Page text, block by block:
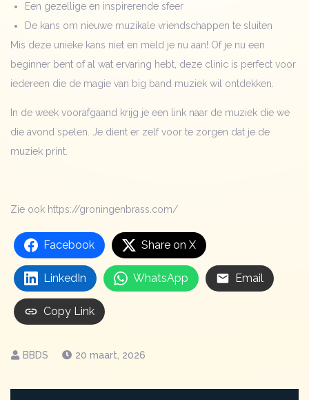
Een gezellige en inspirerende sfeer
De kans om nieuwe muzikale vriendschappen te sluiten
Mis deze unieke kans niet en meld je nu aan! Of je nu een
beginner bent of al wat ervaring hebt, deze clinic is perfect voor
iedereen die de magie van big band muziek wil ontdekken.
In de week voorafgaand krijg je een link naar de muziek die we
die avond spelen. Je dient er zelf voor te zorgen dat je de
muziek print.
Zie ook https://groningenbrass.com/
Facebook Share on X
LinkedIn WhatsApp Email
Copy Link
20 maart, 2026